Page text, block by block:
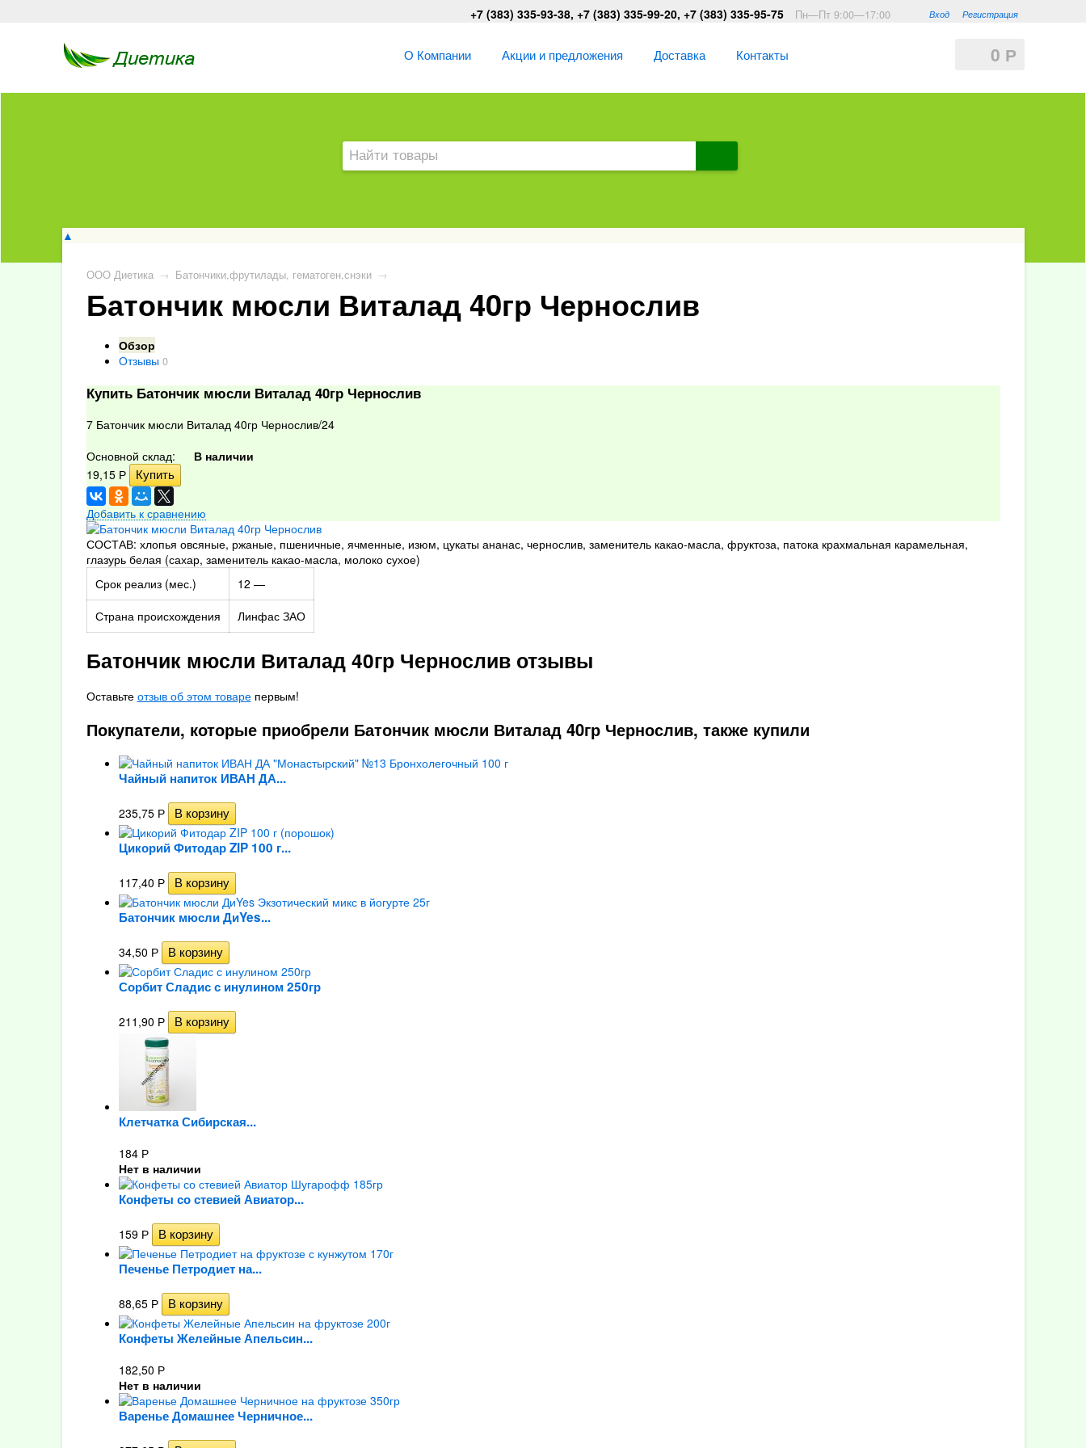
Вход Регистрация
+7 (383) 335-93-38, +7 (383) 335-99-20, +7 (383) 335-95-75 Пн—Пт 9:00—17:00
0 Р
О Компании Акции и предложения Доставка Контакты
▲
ООО Диетика → Батончики,фрутилады, гематоген,снэки →
Батончик мюсли Виталад 40гр Чернослив
Обзор
Отзывы 0
Купить Батончик мюсли Виталад 40гр Чернослив
7 Батончик мюсли Виталад 40гр Чернослив/24
Основной склад:
В наличии
19,15 Р
Добавить к сравнению
СОСТАВ: хлопья овсяные, ржаные, пшеничные, ячменные, изюм, цукаты ананас, чернослив, заменитель какао-масла, фруктоза, патока крахмальная карамельная,
глазурь белая (сахар, заменитель какао-масла, молоко сухое)
Срок реализ (мес.)
12 —
Страна происхождения
Линфас ЗАО
Батончик мюсли Виталад 40гр Чернослив отзывы
Оставьте отзыв об этом товарепервым!
Покупатели, которые приобрели Батончик мюсли Виталад 40гр Чернослив, также купили
Чайный напиток ИВАН ДА...
235,75 Р
Цикорий Фитодар ZIP 100 г...
117,40 Р
Батончик мюсли ДиYes...
34,50 Р
Сорбит Сладис с инулином 250гр
211,90 Р
Клетчатка Сибирская...
184 Р
Нет в наличии
Конфеты со стевией Авиатор...
159 Р
Печенье Петродиет на...
88,65 Р
Конфеты Желейные Апельсин...
182,50 Р
Нет в наличии
Варенье Домашнее Черничное...